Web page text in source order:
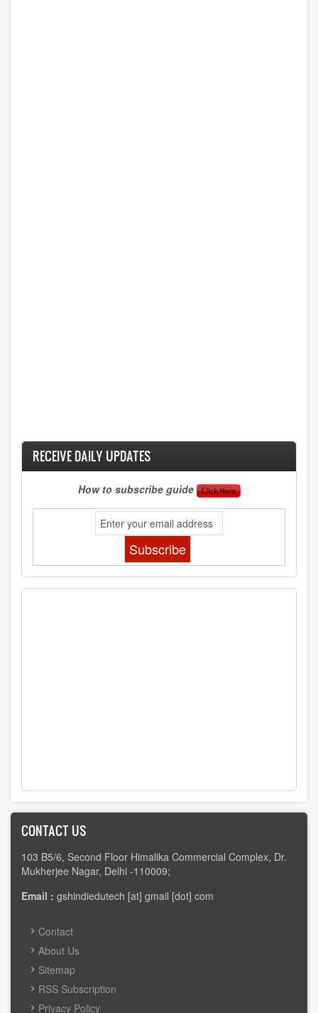
RECEIVE DAILY UPDATES
How to subscribe guide
CONTACT US
103 B5/6, Second Floor Himalika Commercial Complex, Dr.
Mukherjee Nagar, Delhi -110009;
Email : gshindiedutech [at] gmail [dot] com
FOOTER
MENU
Contact
About Us
Sitemap
RSS Subscription
Privacy Policy